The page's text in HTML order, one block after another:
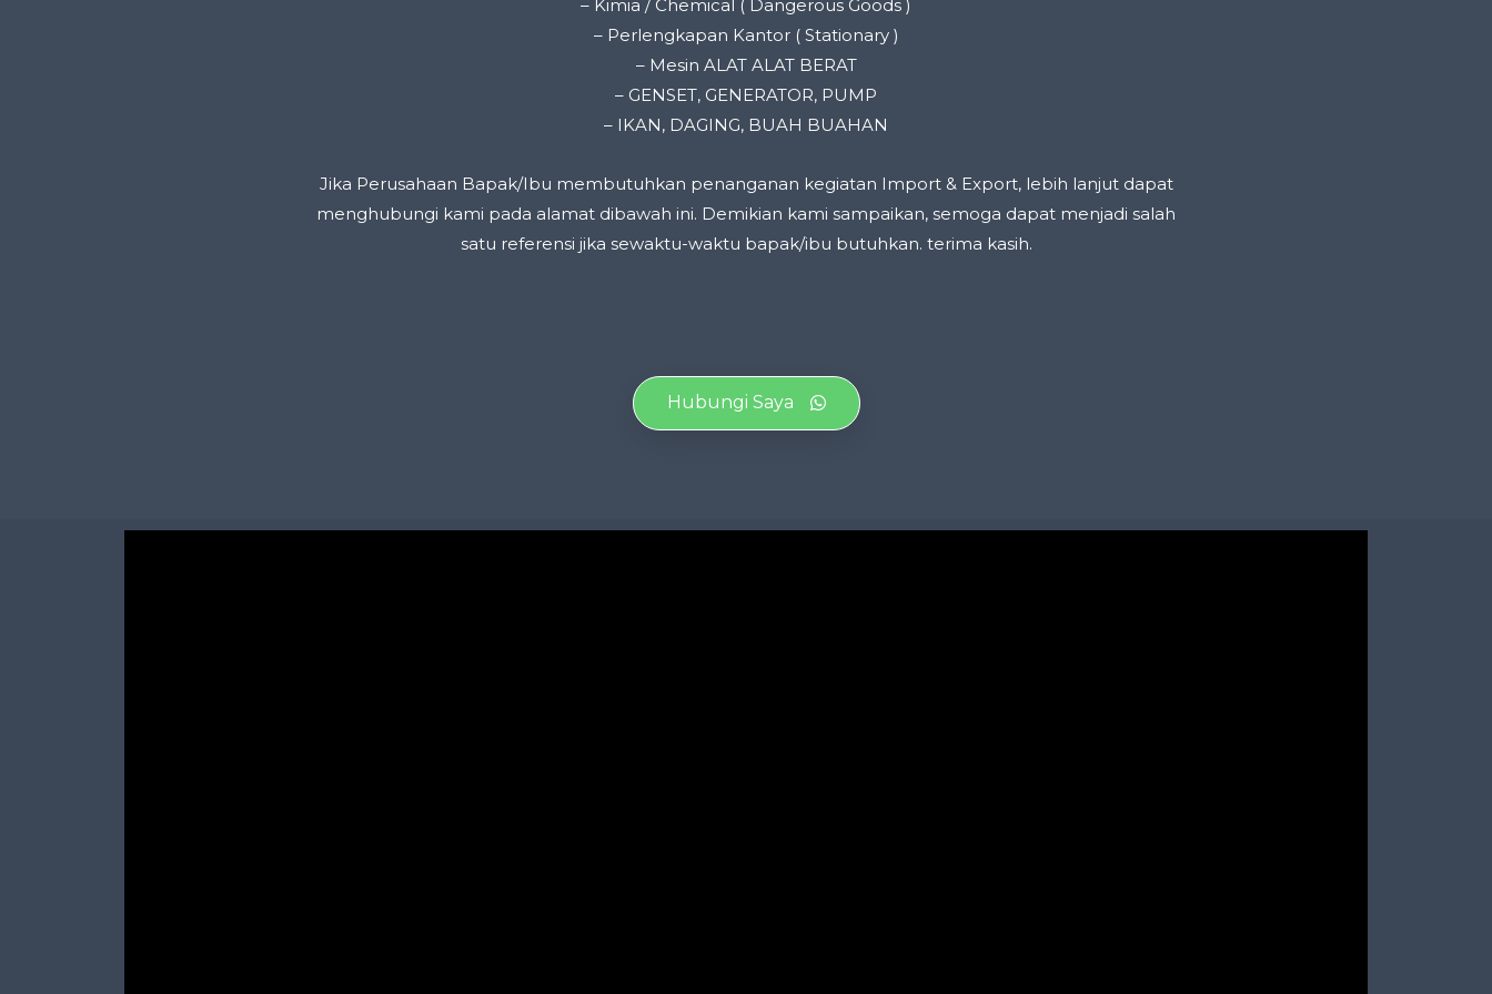
– Kimia / Chemical ( Dangerous Goods )
– Perlengkapan Kantor ( Stationary )
– Mesin ALAT ALAT BERAT
– GENSET, GENERATOR, PUMP
– IKAN, DAGING, BUAH BUAHAN
Jika Perusahaan Bapak/Ibu membutuhkan penanganan kegiatan Import & Export, lebih lanjut dapat
menghubungi kami pada alamat dibawah ini. Demikian kami sampaikan, semoga dapat menjadi salah
satu referensi jika sewaktu-waktu bapak/ibu butuhkan. terima kasih.
Hubungi Saya